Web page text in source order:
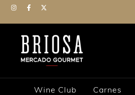
Wine Club Carnes